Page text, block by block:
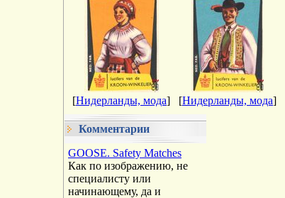
[Нидерланды, мода] [Нидерланды, мода]
Комментарии
GOOSE. Safety Matches
Как по изображению, не
специалисту или
начинающему, да и